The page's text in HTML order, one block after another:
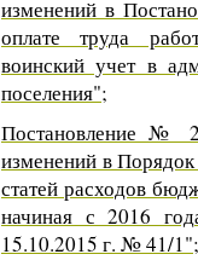
изменений в
оплате труда
воинский учет в
поселения";
Постановление №
изменений в
статей расходов
начиная с 2016
15.10.2015 г. № 41/1";